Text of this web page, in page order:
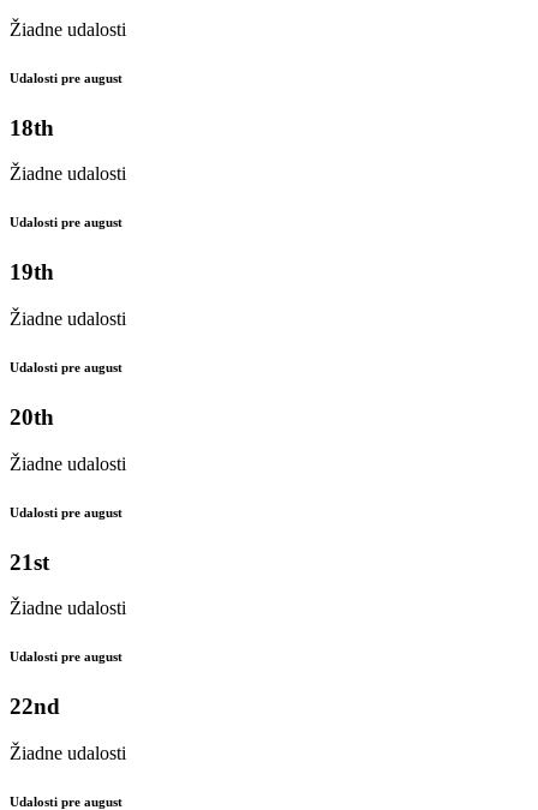
Žiadne udalosti
Udalosti pre august
18th
Žiadne udalosti
Udalosti pre august
19th
Žiadne udalosti
Udalosti pre august
20th
Žiadne udalosti
Udalosti pre august
21st
Žiadne udalosti
Udalosti pre august
22nd
Žiadne udalosti
Udalosti pre august